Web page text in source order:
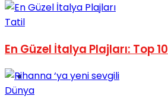
Spor
Tatil
En Güzel İtalya Plajları: Top 10
Dünya